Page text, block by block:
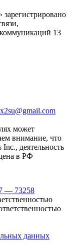
13
может
внимание, что
деятельность
в РФ
— 73258
данных